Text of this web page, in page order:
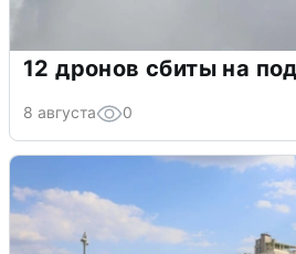
12 дронов сбиты на
8 августа 0